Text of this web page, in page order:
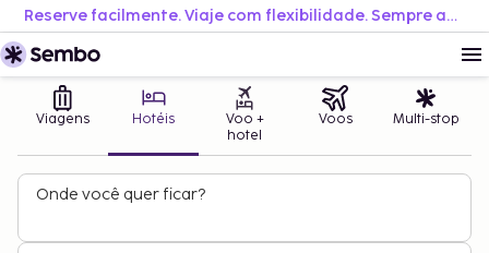
Reserve facilmente. Viaje com flexibilidade. Sempre ao melhor preço.
Viagens Hotéis
Voo +
hotel
Voos Multi-stop
Onde você quer ficar?